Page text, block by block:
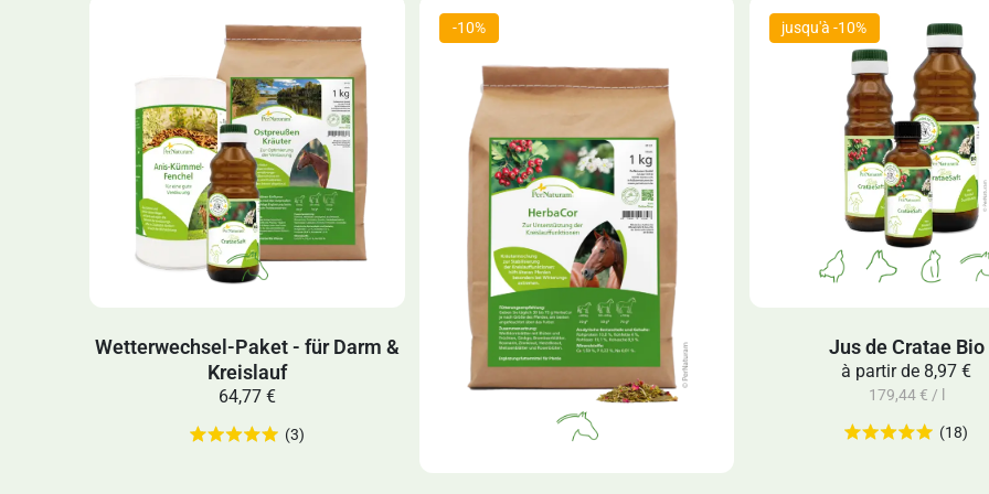
Wetterwechsel-Paket - für Darm &
Kreislauf
64,77 €
(3)
Jus de Cratae Bio
à partir de 8,97 €
179,44 € / l
(18)